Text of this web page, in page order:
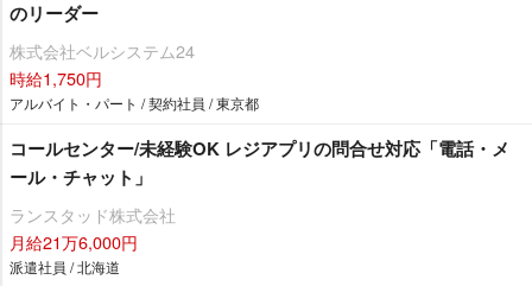
のリーダー
株式会社ベルシステム24
時給1,750円
アルバイト・パート / 契約社員 / 東京都
コールセンター/未経験OK レジアプリの問合せ対応「電話・メ
ール・チャット」
ランスタッド株式会社
月給21万6,000円
派遣社員 / 北海道